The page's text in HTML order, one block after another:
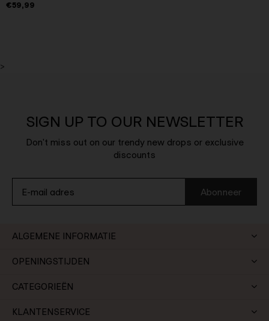
€59,99
>
SIGN UP TO OUR NEWSLETTER
Don't miss out on our trendy new drops or exclusive
discounts
Abonneer
ALGEMENE INFORMATIE
OPENINGSTIJDEN
CATEGORIEËN
KLANTENSERVICE